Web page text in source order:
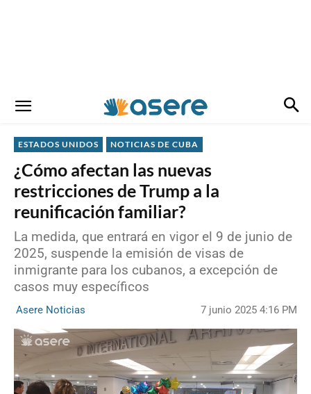
ESTADOS UNIDOS NOTICIAS DE CUBA
¿Cómo afectan las nuevas
restricciones de Trump a la
reunificación familiar?
La medida, que entrará en vigor el 9 de junio de
2025, suspende la emisión de visas de
inmigrante para los cubanos, a excepción de
casos muy específicos
Asere Noticias 7 junio 2025 4:16 PM